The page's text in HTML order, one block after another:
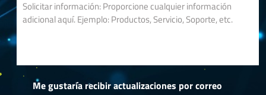
Me gustaría recibir actualizaciones por correo